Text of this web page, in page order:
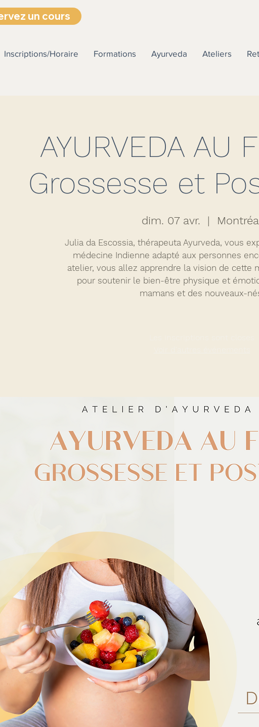
Inscriptions/Horaire Formations Ayurveda Ateliers
un cours
AYURVEDA AU
Grossesse et
dim. 07 avr.
  |
Julia da Escossia, thérapeuta Ayurveda, vous
médecine Indienne adapté aux personnes
atelier, vous allez apprendre la vision de cette
pour soutenir le bien-être physique et
mamans et des nouveaux-